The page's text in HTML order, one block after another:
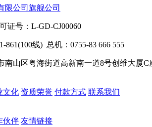
限公司旗舰公司
证号：L-GD-CJ00060
861(100线) 总机：0755-83 666 555
南山区粤海街道高新南一道8号创维大厦
文化 资质荣誉 付款方式 联系我们
伙伴 友情链接